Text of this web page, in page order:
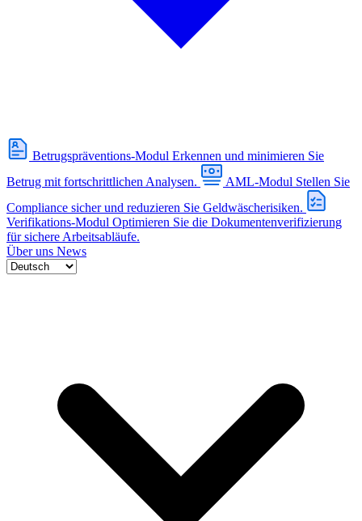
Betrugspräventions-Modul Erkennen und minimieren Sie
Betrug mit fortschrittlichen Analysen.
AML-Modul Stellen Sie
Compliance sicher und reduzieren Sie Geldwäscherisiken.
Verifikations-Modul Optimieren Sie die Dokumentenverifizierung
für sichere Arbeitsabläufe.
Über uns News